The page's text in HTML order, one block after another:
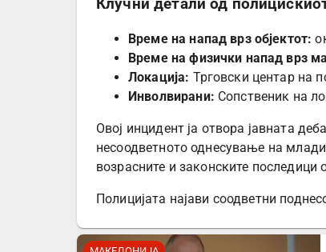
Клучни детали од
Време на напад врз објектот:
Време на физички напад врз
Локација: Трговски центар на
Инволвирани: Сопственик на
Овој инцидент ја отвора јавната
несоодветното однесување на
возрасните и законските
Полицијата најави соодветни